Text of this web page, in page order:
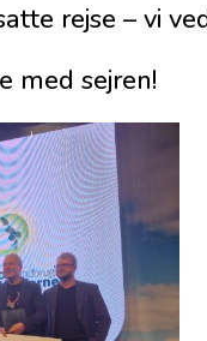
rejse – vi
med sejren!